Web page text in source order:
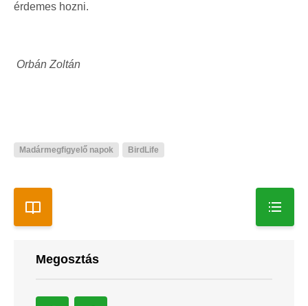
érdemes hozni.
Orbán Zoltán
Madármegfigyelő napok BirdLife
Megosztás